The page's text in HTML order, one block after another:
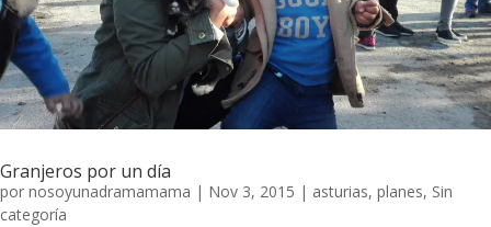
Granjeros por un día
por nosoyunadramamama | Nov 3, 2015 | asturias, planes, Sin
categoría